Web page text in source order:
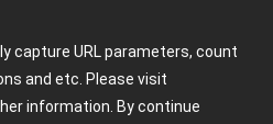
capture URL parameters, count
and etc. Please visit
information. By continue